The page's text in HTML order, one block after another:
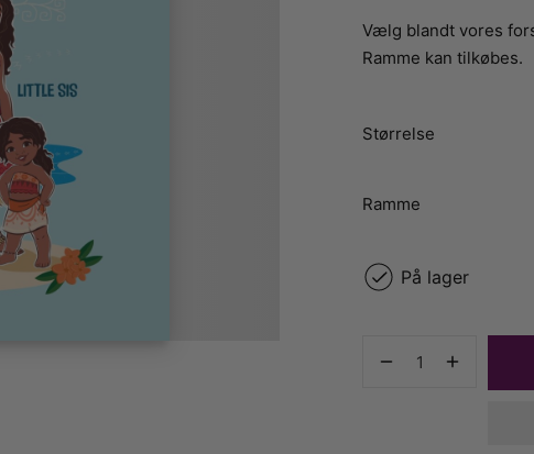
Vælg blandt vores
Ramme kan tilkøbes.
Størrelse
Ramme
På lager